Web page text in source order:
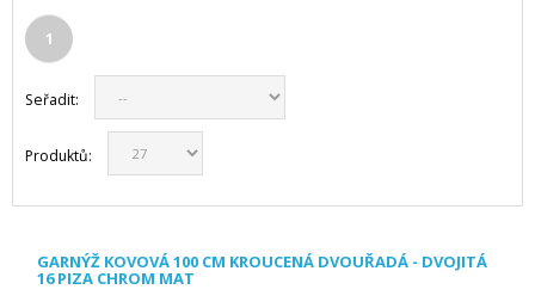
1
Seřadit:
Produktů:
GARNÝŽ KOVOVÁ 100 CM KROUCENÁ DVOUŘADÁ - DVOJITÁ
16 PIZA CHROM MAT